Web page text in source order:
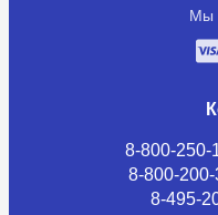
Мы
8-800-250-
8-800-
8-495-